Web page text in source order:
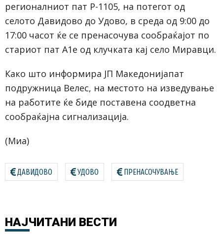
регионалниот пат Р-1105, на потегот од
селото Давидово до Удово, в среда од 9:00 до
17:00 часот ќе се пренасочува сообраќајот по
стариот пат А1е од клучката кај село Миравци.
Како што информира ЈП Македонијапат
подружница Велес, на местото на изведување
на работите ќе биде поставена соодветна
сообраќајна сигнализација.
(Миа)
ДАВИДОВО УДОВО ПРЕНАСОЧУВАЊЕ
НАЈЧИТАНИ ВЕСТИ